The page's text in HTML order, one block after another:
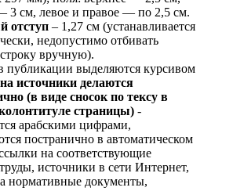
3 см, левое и правое — по 2,5 см.
отступ – 1,27 см (устанавливается
недопустимо отбивать
вручную).
публикации выделяются курсивом
источники делаются
(в виде сносок по тексу в
страницы) -
арабскими цифрами,
постранично в автоматическом
на соответствующие
источники в сети Интернет,
нормативные документы,